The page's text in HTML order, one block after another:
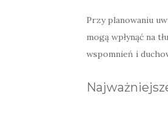
Przy planowaniu
mogą wpłynąć na
wspomnień i